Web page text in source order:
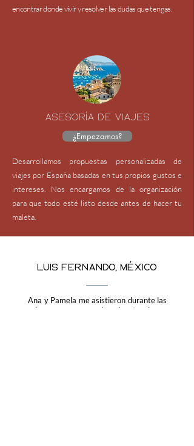
encontrar donde vivir y resolver las dudas que tengas.
asesoría de viajes
¿Empezamos?
Desarrollamos propuestas personalizadas de
viajes por España basadas en tus propios gustos e
intereses. Nos encargamos de la organización
para que todo esté listo desde antes de hacer tu
maleta.
Luis Fernando, México
Ana y Pamela me asistieron durante las
primeras semanas de mi estancia en